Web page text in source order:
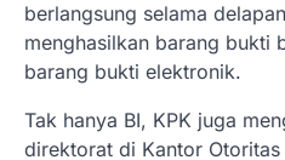
berlangsung selama
menghasilkan barang bukti
barang bukti elektronik.
Tak hanya BI, KPK juga
direktorat di Kantor Otoritas